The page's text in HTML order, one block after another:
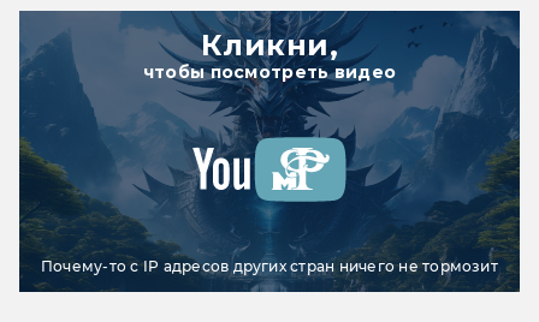
Кликни,
чтобы посмотреть видео
Почему-то с IP адресов других стран ничего не тормозит